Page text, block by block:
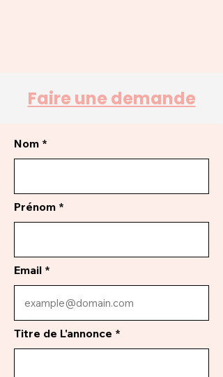
Faire une demande
Nom
Prénom
Email
Titre de L'annonce